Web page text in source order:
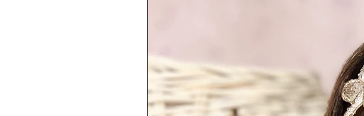
Double paroi en acier inoxydable 304
température des boissons. Couvercle à
deux poignées. Certifié contact
———————————————————